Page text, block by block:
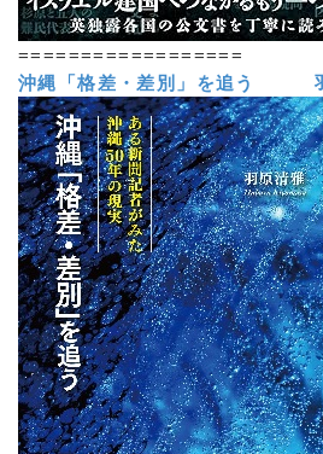
==================
沖縄「格差・差別」を追う